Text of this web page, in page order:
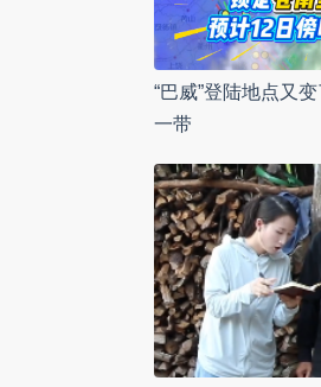
“巴威”登陆地点又
一带